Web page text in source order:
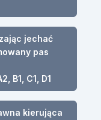
jechać
pas
B1, C1, D1
kierująca